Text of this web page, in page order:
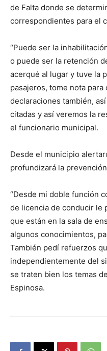
de Falta donde se
correspondientes para el
“Puede ser la
o puede ser la retención
acerqué al lugar y tuve la
pasajeros, tome nota
declaraciones también,
citadas y así veremos la
el funcionario municipal.
Desde el municipio
profundizará la
“Desde mi doble función
de licencia de conducir le
que están en la sala de
algunos conocimientos,
También pedí refuerzos
independientemente del
se traten bien los temas
Espinosa.